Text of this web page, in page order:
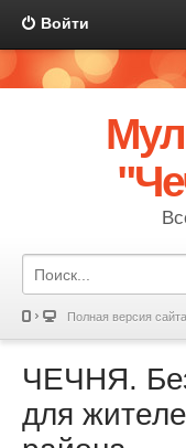
Войти
Полная версия сайта
ЧЕЧНЯ.
для